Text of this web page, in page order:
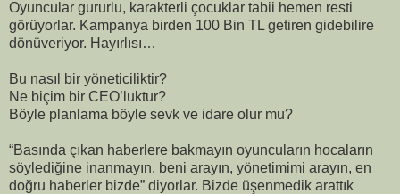
Oyuncular gururlu, karakterli çocuklar tabii hemen resti
görüyorlar. Kampanya birden 100 Bin TL getiren gidebilire
dönüveriyor. Hayırlısı…
Bu nasıl bir yöneticiliktir?
Ne biçim bir CEO’luktur?
Böyle planlama böyle sevk ve idare olur mu?
“Basında çıkan haberlere bakmayın oyuncuların hocaların
söylediğine inanmayın, beni arayın, yönetimimi arayın, en
doğru haberler bizde” diyorlar. Bizde üşenmedik arattık